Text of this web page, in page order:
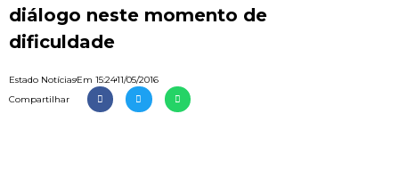
diálogo neste momento de
dificuldade
Estado NotíciasEm 15:2411/05/2016
Compartilhar